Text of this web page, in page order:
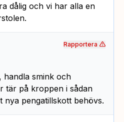
dålig och vi har alla en
handla smink och
tär på kroppen i sådan
nya pengatillskott behövs.
Rapportera